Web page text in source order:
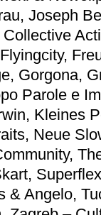
Joseph
Gorgona,
Parole e
Kleines
Neue
& Angelo,